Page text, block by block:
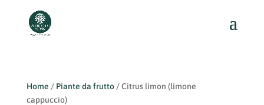
Home / Piante da frutto/ Citrus limon (limone
cappuccio)